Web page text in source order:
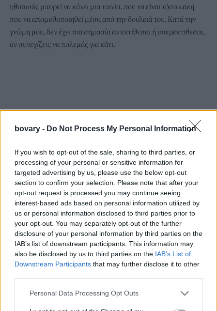
bovary - Do Not Process My Personal Information
If you wish to opt-out of the sale, sharing to third parties, or
processing of your personal or sensitive information for
targeted advertising by us, please use the below opt-out
section to confirm your selection. Please note that after your
opt-out request is processed you may continue seeing
interest-based ads based on personal information utilized by
us or personal information disclosed to third parties prior to
your opt-out. You may separately opt-out of the further
disclosure of your personal information by third parties on the
IAB’s list of downstream participants. This information may
also be disclosed by us to third parties on the IAB’s List of
Downstream Participants that may further disclose it to other
Personal Data Processing Opt Outs
ηθοποιός μπορεί να κάνει μια ταινία, που να είναι τόσο κακή
που να απομυθοποιηθεί μέσα από την δουλειά του. Κατά την
γνώμη μου, δεν έχει πια σημασία αν εκτίθεσαι ή υπερεκτιθεσαι,
αν συνεχίζεις να πολεμάς για κάτι.